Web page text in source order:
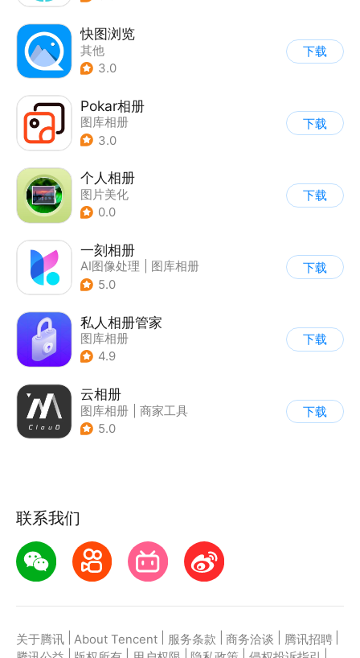
快图浏览
其他
3.0
下载
Pokar相册
图库相册
3.0
下载
个人相册
图片美化
0.0
下载
一刻相册
AI图像处理
图库相册
5.0
下载
私人相册管家
图库相册
4.9
下载
云相册
图库相册
商家工具
5.0
下载
联系我们
关于腾讯 About Tencent 服务条款 商务洽谈 腾讯招聘